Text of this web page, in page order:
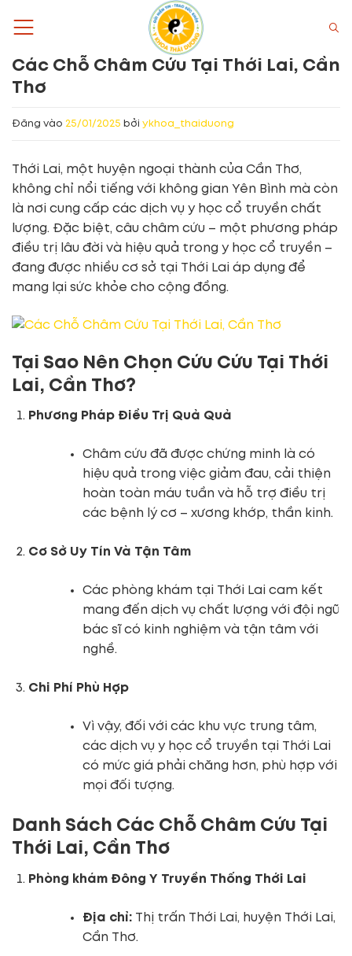
qua
dung
Các Chỗ Châm Cứu Tại Thới Lai, Cần
Thơ
Đăng vào 25/01/2025 bởi ykhoa_thaiduong
Thới Lai, một huyện ngoại thành của Cần Thơ,
không chỉ nổi tiếng với không gian Yên Bình mà còn
là nơi cung cấp các dịch vụ y học cổ truyền chất
lượng. Đặc biệt, câu châm cứu – một phương pháp
điều trị lâu đời và hiệu quả trong y học cổ truyền –
đang được nhiều cơ sở tại Thới Lai áp dụng để
mang lại sức khỏe cho cộng đồng.
Tại Sao Nên Chọn Cứu Cứu Tại Thới
Lai, Cần Thơ?
Phương Pháp Điều Trị Quả Quả
Châm cứu đã được chứng minh là có
hiệu quả trong việc giảm đau, cải thiện
hoàn toàn máu tuần và hỗ trợ điều trị
các bệnh lý cơ – xương khớp, thần kinh.
Cơ Sở Uy Tín Và Tận Tâm
Các phòng khám tại Thới Lai cam kết
mang đến dịch vụ chất lượng với đội ngũ
bác sĩ có kinh nghiệm và tận tâm với
nghề.
Chi Phí Phù Hợp
Vì vậy, đối với các khu vực trung tâm,
các dịch vụ y học cổ truyền tại Thới Lai
có mức giá phải chăng hơn, phù hợp với
mọi đối tượng.
Danh Sách Các Chỗ Châm Cứu Tại
Thới Lai, Cần Thơ
Phòng khám Đông Y Truyền Thống Thới Lai
Địa chỉ:Thị trấn Thới Lai, huyện Thới Lai,
Cần Thơ.